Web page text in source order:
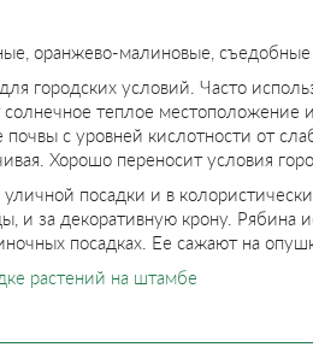
оранжево-малиновые, съедобные
городских условий. Часто
солнечное теплое местоположение
с уровней кислотности от
Хорошо переносит условия
посадки и в
и за декоративную крону. Рябина
посадках. Ее сажают на
растений на штамбе